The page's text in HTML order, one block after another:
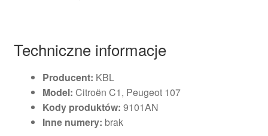
Techniczne informacje
Producent: KBL
Model: Citroën C1, Peugeot 107
Kody produktów: 9101AN
Inne numery: brak